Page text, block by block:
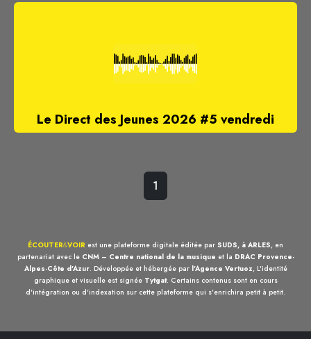
Le Direct des Jeunes 2026 #5 vendredi
1
ÉCOUTER&VOIR est une plateforme digitale éditée par SUDS, à ARLES, en
partenariat avec le CNM – Centre national de la musique et la DRAC Provence-
Alpes-Côte d'Azur. Développée et hébergée par l'Agence Vertuoz, L'identité
graphique et visuelle est signée Tytgat. Certains contenus sont en cours
d'intégration ou d'indexation sur cette plateforme qui s'enrichira petit à petit.